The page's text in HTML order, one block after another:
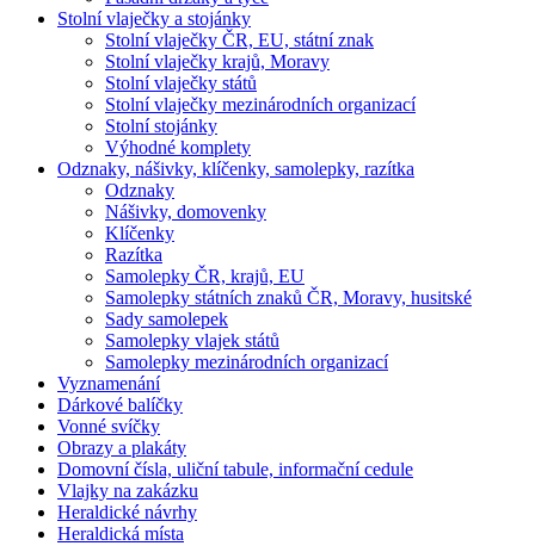
Stolní vlaječky a stojánky
Stolní vlaječky ČR, EU, státní znak
Stolní vlaječky krajů, Moravy
Stolní vlaječky států
Stolní vlaječky mezinárodních organizací
Stolní stojánky
Výhodné komplety
Odznaky, nášivky, klíčenky, samolepky, razítka
Odznaky
Nášivky, domovenky
Klíčenky
Razítka
Samolepky ČR, krajů, EU
Samolepky státních znaků ČR, Moravy, husitské
Sady samolepek
Samolepky vlajek států
Samolepky mezinárodních organizací
Vyznamenání
Dárkové balíčky
Vonné svíčky
Obrazy a plakáty
Domovní čísla, uliční tabule, informační cedule
Vlajky na zakázku
Heraldické návrhy
Heraldická místa